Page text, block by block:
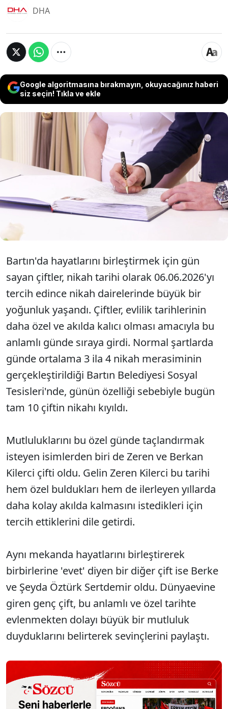
DHA
Google algoritmasına bırakmayın, okuyacağınız haberi
siz seçin! Tıkla ve ekle
Bartın'da evlilik tarihlerini unutulmaz kılmak
isteyen çiftler, takvimlerin 06.06.2026'yı
göstermesiyle nikah salonlarına akın etti.
Günde ortalama 3 nikahın kıyıldığı Bartın
Belediyesi Sosyal Tesisleri'nde, bu özel tarih
nedeniyle bir günde 10 çift dünyaevine girdi.
Bartın'da hayatlarını birleştirmek için gün
sayan çiftler, nikah tarihi olarak 06.06.2026'yı
tercih edince nikah dairelerinde büyük bir
yoğunluk yaşandı. Çiftler, evlilik tarihlerinin
daha özel ve akılda kalıcı olması amacıyla bu
anlamlı günde sıraya girdi. Normal şartlarda
günde ortalama 3 ila 4 nikah merasiminin
gerçekleştirildiği Bartın Belediyesi Sosyal
Tesisleri'nde, günün özelliği sebebiyle bugün
tam 10 çiftin nikahı kıyıldı.
Mutluluklarını bu özel günde taçlandırmak
isteyen isimlerden biri de Zeren ve Berkan
Kilerci çifti oldu. Gelin Zeren Kilerci bu tarihi
hem özel buldukları hem de ilerleyen yıllarda
daha kolay akılda kalmasını istedikleri için
tercih ettiklerini dile getirdi.
Aynı mekanda hayatlarını birleştirerek
birbirlerine 'evet' diyen bir diğer çift ise Berke
ve Şeyda Öztürk Sertdemir oldu. Dünyaevine
giren genç çift, bu anlamlı ve özel tarihte
evlenmekten dolayı büyük bir mutluluk
duyduklarını belirterek sevinçlerini paylaştı.